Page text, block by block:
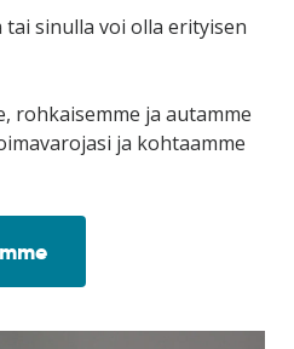
sinulla voi olla erityisen
rohkaisemme ja autamme
ja kohtaamme